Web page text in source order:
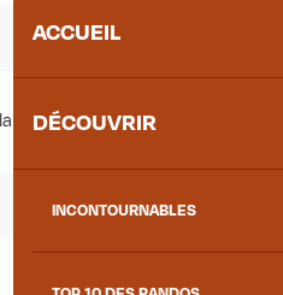
ACCUEIL
DÉCOUVRIR
INCONTOURNABLES
avec aide
2026